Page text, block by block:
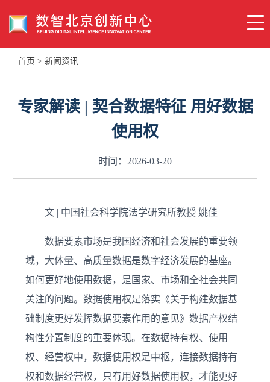
首页 > 新闻资讯
专家解读 | 契合数据特征 用好数据
使用权
时间：2026-03-20
文 | 中国社会科学院法学研究所教授 姚佳
数据要素市场是我国经济和社会发展的重要领
域，大体量、高质量数据是数字经济发展的基座。
如何更好地使用数据，是国家、市场和全社会共同
关注的问题。数据使用权是落实《关于构建数据基
础制度更好发挥数据要素作用的意见》数据产权结
构性分置制度的重要体现。在数据持有权、使用
权、经营权中，数据使用权是中枢，连接数据持有
权和数据经营权，只有用好数据使用权，才能更好